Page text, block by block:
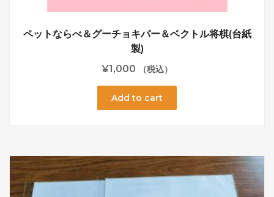
ペットならべ＆グーチョキパー＆ベクトル将棋(台紙
製)
¥1,000 （税込）
Add to cart